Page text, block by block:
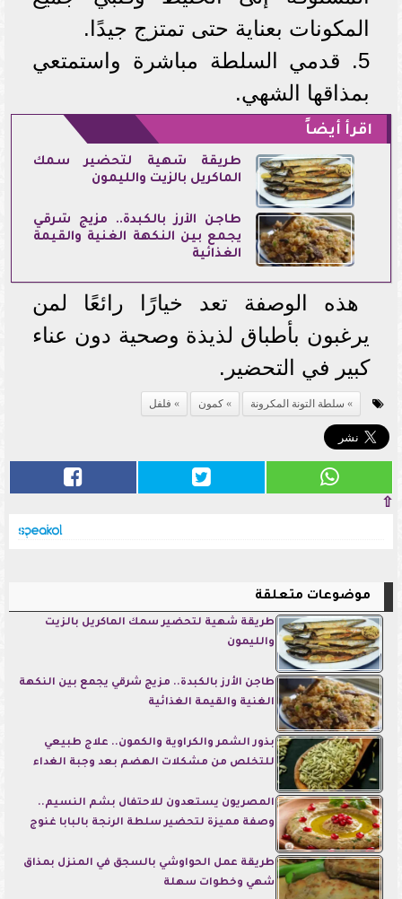
المكونات بعناية حتى تمتزج جيدًا.
5. قدمي السلطة مباشرة واستمتعي
بمذاقها الشهي.
اقرأ أيضاً
طريقة شهية لتحضير سمك
الماكريل بالزيت والليمون
طاجن الأرز بالكبدة.. مزيج شرقي
يجمع بين النكهة الغنية والقيمة
الغذائية
هذه الوصفة تعد خيارًا رائعًا لمن
يرغبون بأطباق لذيذة وصحية دون عناء
كبير في التحضير.
سلطة التونة المكرونة كمون فلفل
⇧
موضوعات متعلقة
طريقة شهية لتحضير سمك الماكريل بالزيت
والليمون
طاجن الأرز بالكبدة.. مزيج شرقي يجمع بين النكهة
الغنية والقيمة الغذائية
بذور الشمر والكراوية والكمون.. علاج طبيعي
للتخلص من مشكلات الهضم بعد وجبة الغداء
المصريون يستعدون للاحتفال بشم النسيم..
وصفة مميزة لتحضير سلطة الرنجة بالبابا غنوج
طريقة عمل الحواوشي بالسجق في المنزل بمذاق
شهي وخطوات سهلة